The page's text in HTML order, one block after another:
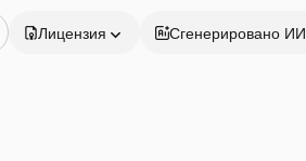
Лицензия Сгенерировано ИИ